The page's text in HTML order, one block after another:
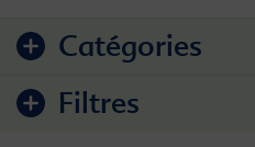
Accéder à la liste des produits
Catégories
Filtres